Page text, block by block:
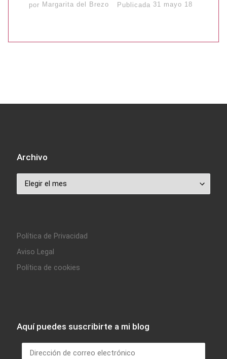
por Margarita del Brezo Publicada 31 mayo 18
Archivo
Archivo
Política de Privacidad
Aviso Legal
Política de cookies
Aquí puedes suscribirte a mi blog
Dirección de correo electrónico